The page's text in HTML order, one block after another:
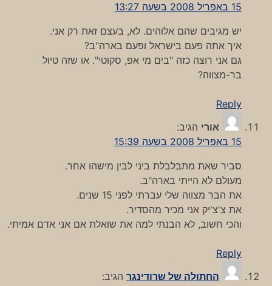
15 באפריל 2008 בשעה 13:27
יש מגיבים שהם אלוהים. לא, בעצם זאת רק אני.
איך אתה פעם בישראל ופעם בארה"ב?
גם אני רוצה כזה "בים מי אפ, סקוטי". או שזה טיול
בר-מצווה?
Reply
אורי הגיב:
15 באפריל 2008 בשעה 15:39
סביר שאת מתבלבלת ביני לבין מישהו אחר.
מעולם לא הייתי בארה"ב.
את הבר מצווה שלי עברתי לפני 15 שנים.
את צ'צ'יק אני מכיר מהסדיר.
והכי חשוב, לא הבנתי למה את שואלת אם אני אדם אמיתי.
Reply
החתולה של שרודינגר הגיב: